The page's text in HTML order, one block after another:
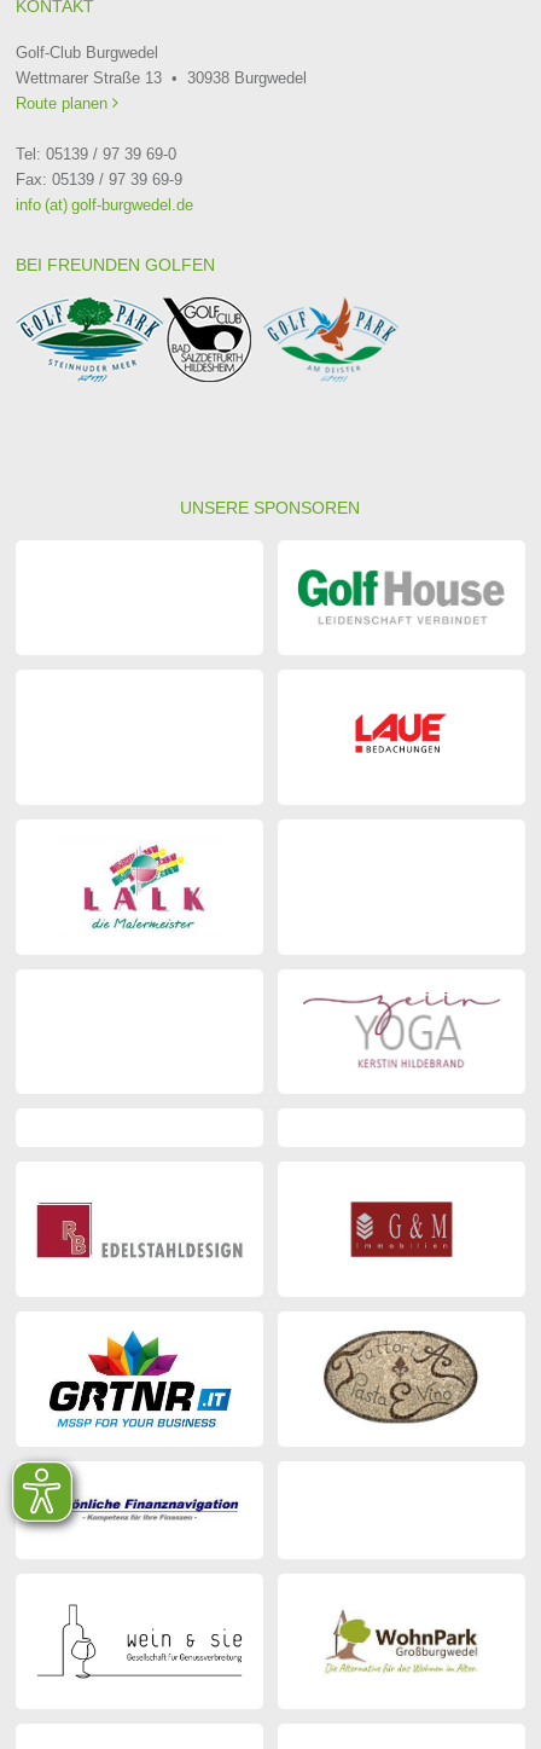
KONTAKT
Golf-Club Burgwedel
Wettmarer Straße 13 • 30938 Burgwedel
Route planen
Tel: 05139 / 97 39 69-0
Fax: 05139 / 97 39 69-9
info (at) golf-burgwedel.de
BEI FREUNDEN GOLFEN
UNSERE SPONSOREN